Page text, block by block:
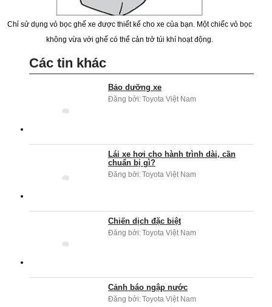
Chỉ sử dụng vỏ bọc ghế xe được thiết kế cho xe của bạn. Một chiếc vỏ bọc
không vừa với ghế có thể cản trở túi khí hoạt động.
Các tin khác
Bảo dưỡng xe
Đăng bởi:Toyota Việt Nam
Lái xe hơi cho hành trình dài, cần
chuẩn bị gì?
Đăng bởi:Toyota Việt Nam
Chiến dịch đặc biệt
Đăng bởi:Toyota Việt Nam
Cảnh báo ngập nước
Đăng bởi:Toyota Việt Nam